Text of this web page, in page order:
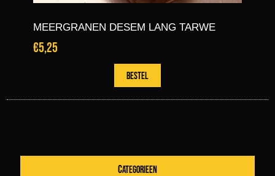
MEERGRANEN DESEM LANG TARWE
€5,25
CATEGORIEEN